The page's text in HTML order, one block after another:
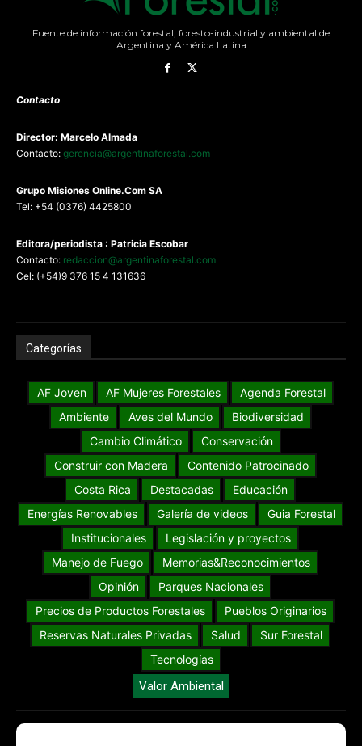
Fuente de información forestal, foresto-industrial y ambiental de
Argentina y América Latina
Contacto
Director: Marcelo Almada
Contacto: gerencia@argentinaforestal.com
Grupo Misiones Online.Com SA
Tel: +54 (0376) 4425800
Editora/periodista : Patricia Escobar
Contacto: redaccion@argentinaforestal.com
Cel: (+54)9 376 15 4 131636
Categorías
AF Joven AF Mujeres Forestales
Agenda Forestal
Ambiente
Aves del Mundo
Biodiversidad
Cambio Climático
Conservación
Construir con Madera
Contenido Patrocinado
Costa Rica
Destacadas
Educación
Energías Renovables
Galería de videos
Guia Forestal
Institucionales
Legislación y proyectos
Manejo de Fuego
Memorias&Reconocimientos
Opinión
Parques Nacionales
Precios de Productos Forestales
Pueblos Originarios
Reservas Naturales Privadas
Salud
Sur Forestal
Tecnologías
Valor Ambiental